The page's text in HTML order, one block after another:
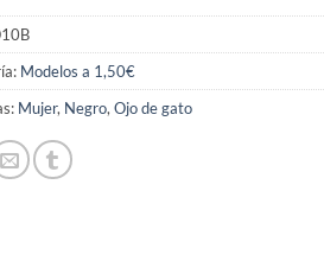
Modelos a 1,50€
Mujer, Negro,Ojo de gato